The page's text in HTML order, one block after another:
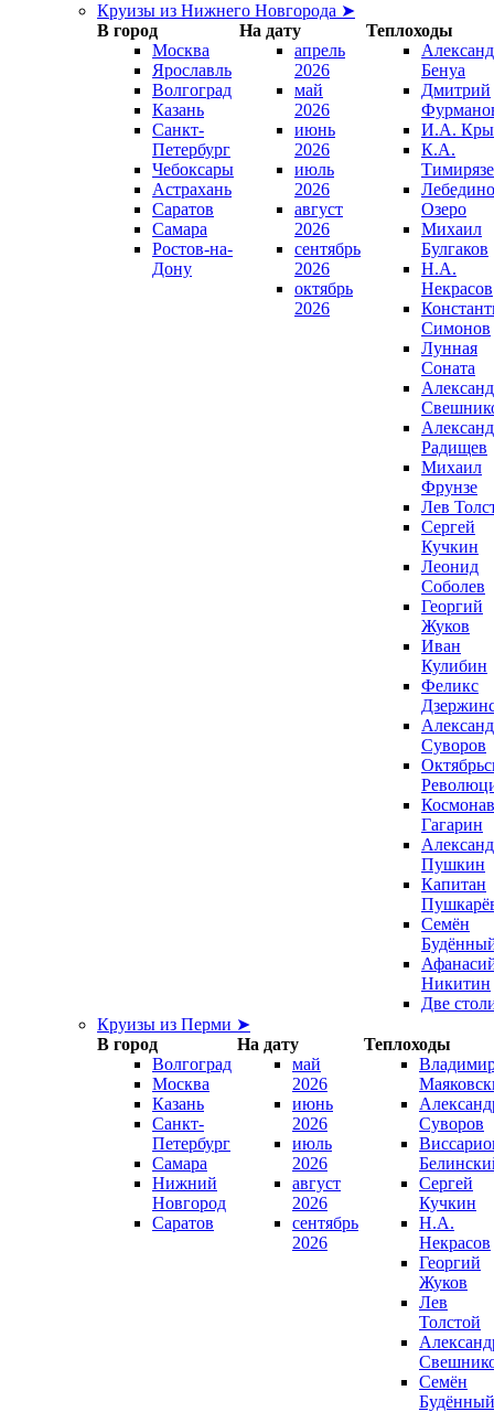
Круизы из Нижнего Новгорода ➤
В город
На дату
Теплоходы
Москва
Ярославль
Волгоград
Казань
Санкт-
Петербург
Чебоксары
Астрахань
Саратов
Самара
Ростов-на-
Дону
апрель
2026
май
2026
июнь
2026
июль
2026
август
2026
сентябрь
2026
октябрь
2026
Бенуа
Дмитрий
И.А.
К.А.
Озеро
Михаил
Булгаков
Н.А.
Некрасов
Симонов
Лунная
Соната
Радищев
Михаил
Фрунзе
Лев
Сергей
Кучкин
Леонид
Соболев
Георгий
Жуков
Иван
Кулибин
Феликс
Суворов
Гагарин
Пушкин
Капитан
Семён
Никитин
Две
Круизы из Перми ➤
В город
На дату
Теплоходы
Волгоград
Москва
Казань
Санкт-
Петербург
Самара
Нижний
Новгород
Саратов
май
2026
июнь
2026
июль
2026
август
2026
сентябрь
2026
Суворов
Сергей
Кучкин
Н.А.
Некрасов
Георгий
Жуков
Лев
Толстой
Семён
Будённый